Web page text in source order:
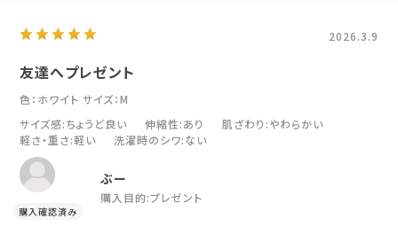
2026.3.9
友達へプレゼント
色：ホワイト サイズ：M
サイズ感:ちょうど良い 伸縮性:あり 肌ざわり :やわらかい
軽さ・重さ:軽い 洗濯時のシワ:ない
ぶー
購入目的:プレゼント